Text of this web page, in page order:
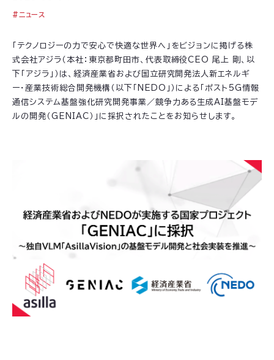
# ニュース
「テクノロジーの力で安心で快適な世界へ」をビジョンに掲げる株
式会社アジラ（本社：東京都町田市、代表取締役CEO 尾上 剛、以
下「アジラ」）は、経済産業省および国立研究開発法人新エネルギ
ー・産業技術総合開発機構（以下「NEDO」）による「ポスト5G情報
通信システム基盤強化研究開発事業／競争力ある生成AI基盤モデ
ルの開発（GENIAC）」に採択されたことをお知らせします。